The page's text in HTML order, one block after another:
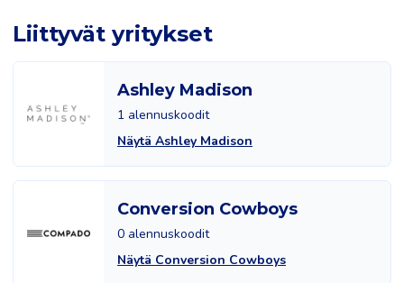
Liittyvät yritykset
Ashley Madison
1 alennuskoodit
Näytä Ashley Madison
Conversion Cowboys
0 alennuskoodit
Näytä Conversion Cowboys